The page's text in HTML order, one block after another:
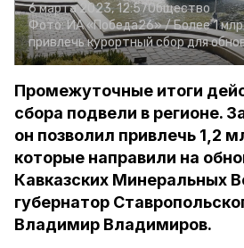
6 марта 2023, 12:57Общество
Фото:ИА «Победа26» /Более 1
привлечь курортный сбор для
Промежуточные итоги
сбора подвели в регионе.
он позволил привлечь 1,2
которые направили на
Кавказских Минеральных
губернатор
Владимир Владимиров.